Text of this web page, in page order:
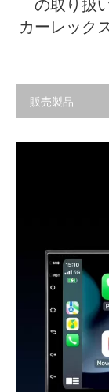
の取り扱
カーレック
販売製品